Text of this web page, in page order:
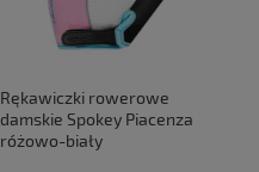
Rękawiczki rowerowe
damskie Spokey Piacenza
różowo-biały